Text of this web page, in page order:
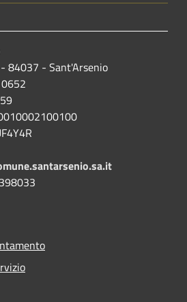
- 84037 - Sant'Arsenio